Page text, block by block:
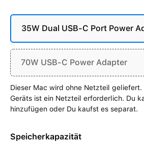
35W Dual USB-C Port Power
70W USB-C Power Adapter
Dieser Mac wird ohne Netzteil
Geräts ist ein Netzteil erforderlich. Du
hinzufügen oder Du kaufst es separat.
Speicherkapazität